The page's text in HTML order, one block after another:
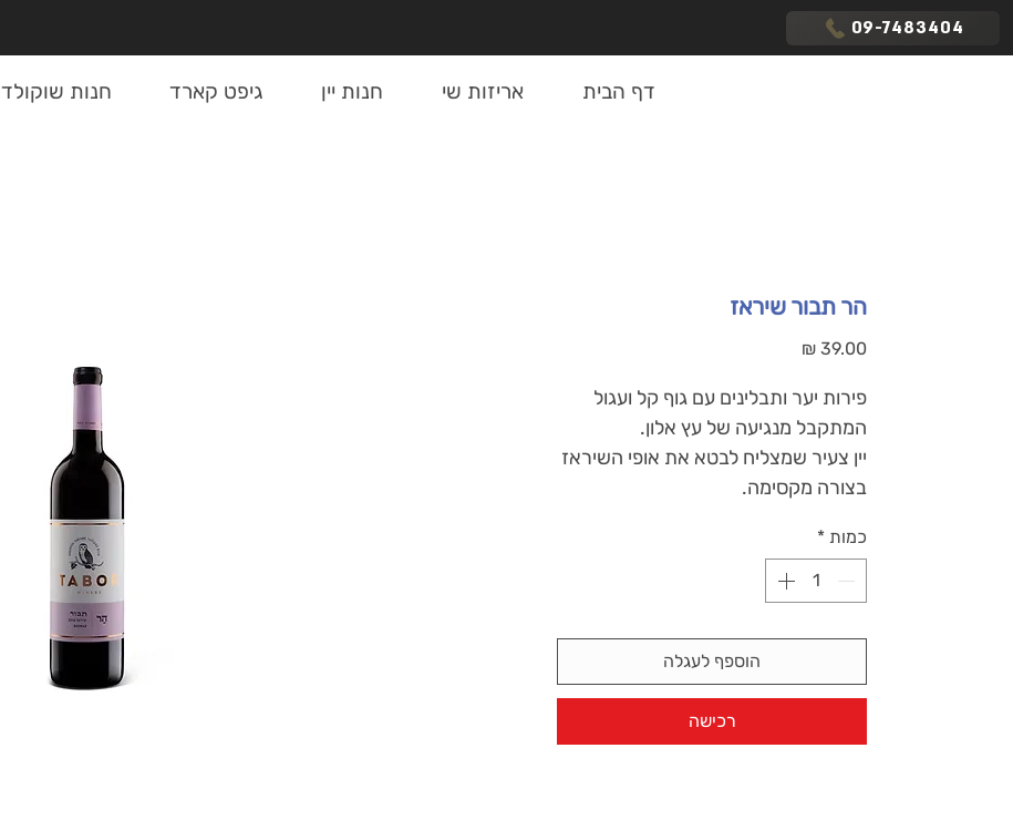
דף הבית אריזות שי חנות יין גיפט קארד חנות שוקולד
09-7483404
הר תבור שיראז
פירות יער ותבלינים עם גוף קל ועגול
המתקבל מנגיעה של עץ אלון.
יין צעיר שמצליח לבטא את אופי השיראז
בצורה מקסימה.
כמות *
הוספף לעגלה
רכישה